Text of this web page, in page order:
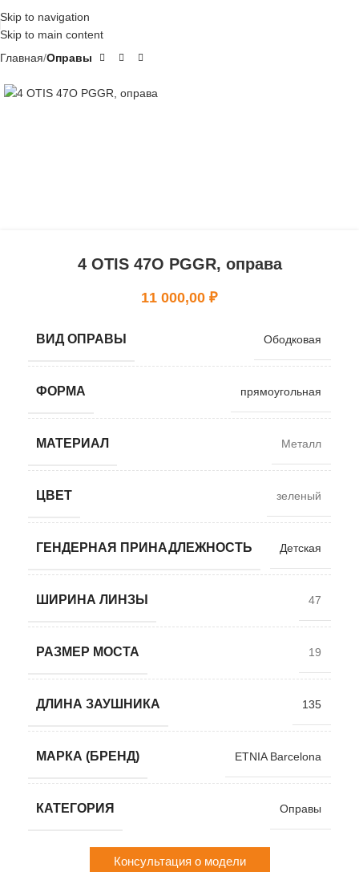
Skip to navigation
Skip to main content
Главная Оправы
4 OTIS 47O PGGR, оправа
11 000,00 ₽
ВИД ОПРАВЫ Ободковая
ФОРМА прямоугольная
МАТЕРИАЛ Металл
ЦВЕТ зеленый
ГЕНДЕРНАЯ ПРИНАДЛЕЖНОСТЬ Детская
ШИРИНА ЛИНЗЫ 47
РАЗМЕР МОСТА 19
ДЛИНА ЗАУШНИКА 135
МАРКА (БРЕНД) ETNIA Barcelona
КАТЕГОРИЯ Оправы
Консультация о модели